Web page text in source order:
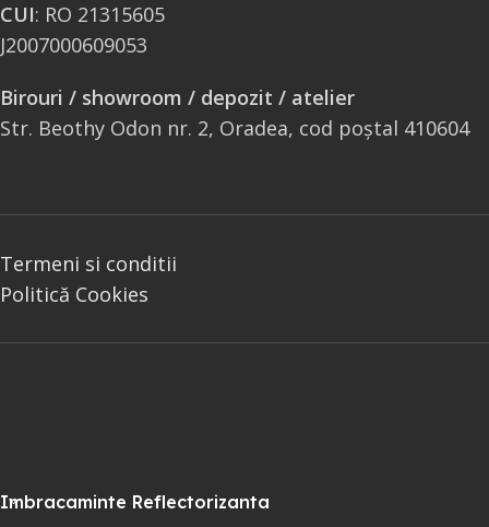
CUI: RO 21315605
J2007000609053
Birouri / showroom / depozit / atelier
Str. Beothy Odon nr. 2, Oradea, cod poștal 410604
Termeni si conditii
Politică Cookies
Imbracaminte Reflectorizanta